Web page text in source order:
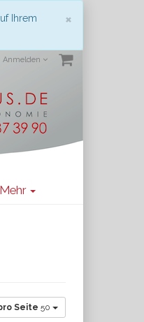
×
Ihrem
Anmelden
Mehr
Seite 50